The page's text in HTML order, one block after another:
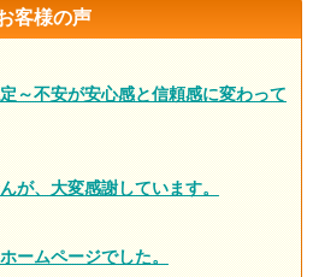
客様の声
～不安が安心感と信頼感に変わって
が、大変感謝しています。
ームページでした。